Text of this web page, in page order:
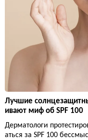
Лучшие
ивают миф об SPF 100
Дерматологи
аться за SPF 100